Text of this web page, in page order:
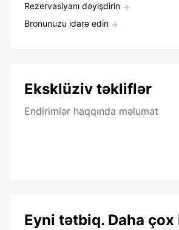
Rezervasiyanı dəyişdirin
Bronunuzu idarə edin
Eksklüziv təkliflər
Endirimlər haqqında məlumat
Eyni tətbiq. Daha